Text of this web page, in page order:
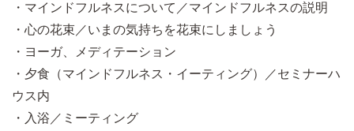
・マインドフルネスについて／マインドフルネスの説明
・心の花束／いまの気持ちを花束にしましょう
・ヨーガ、メディテーション
・夕食（マインドフルネス・イーティング）／セミナーハ
ウス内
・入浴／ミーティング